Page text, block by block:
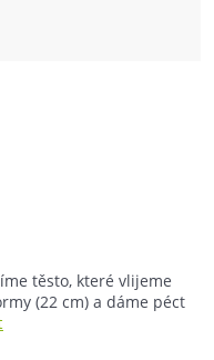
těsto, které vlijeme
(22 cm) a dáme péct